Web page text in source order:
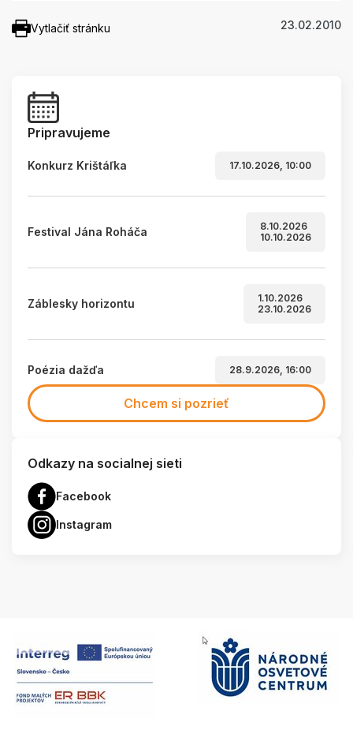
Vytlačiť stránku 23.02.2010
Pripravujeme
Konkurz Krištáľka 17.10.2026, 10:00
Festival Jána Roháča
8.10.2026
10.10.2026
Záblesky horizontu
1.10.2026
23.10.2026
Poézia dažďa 28.9.2026, 16:00
Chcem si pozrieť
Odkazy na socialnej sieti
Facebook
Instagram